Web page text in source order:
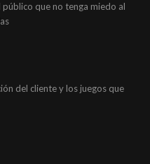
que no tenga miedo al
del cliente y los juegos que